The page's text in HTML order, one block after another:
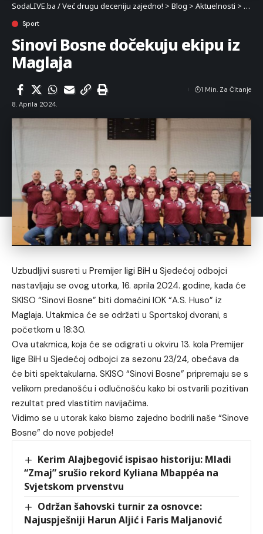
SodaLIVE.ba / Već drugu deceniju zajedno! > Blog > Aktuelnosti > Sport
Sport
Sinovi Bosne dočekuju ekipu iz
Maglaja
8. Aprila 2024.
1 Min. Za Čitanje
Uzbudljivi susreti u Premijer ligi BiH u Sjedećoj odbojci
nastavljaju se ovog utorka, 16. aprila 2024. godine, kada će
SKISO “Sinovi Bosne” biti domaćini IOK “A.S. Huso” iz
Maglaja. Utakmica će se održati u Sportskoj dvorani, s
početkom u 18:30.
Ova utakmica, koja će se odigrati u okviru 13. kola Premijer
lige BiH u Sjedećoj odbojci za sezonu 23/24, obećava da
će biti spektakularna. SKISO “Sinovi Bosne” pripremaju se s
velikom predanošću i odlučnošću kako bi ostvarili pozitivan
rezultat pred vlastitim navijačima.
Vidimo se u utorak kako bismo zajedno bodrili naše “Sinove
Bosne” do nove pobjede!
Kerim Alajbegović ispisao historiju: Mladi
“Zmaj” srušio rekord Kyliana Mbappéa na
Svjetskom prvenstvu
Održan šahovski turnir za osnovce:
Najuspješniji Harun Aljić i Faris Maljanović